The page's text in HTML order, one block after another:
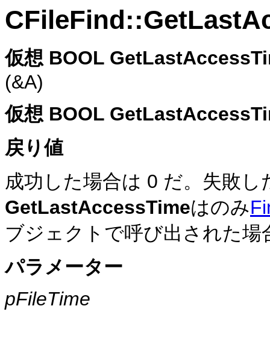
仮想 BOOL
(&A)
仮想 BOOL
戻り値
成功した場合は 0 だ。失敗し
GetLastAccessTimeはのみ
ブジェクトで呼び出された場
パラメーター
pFileTime